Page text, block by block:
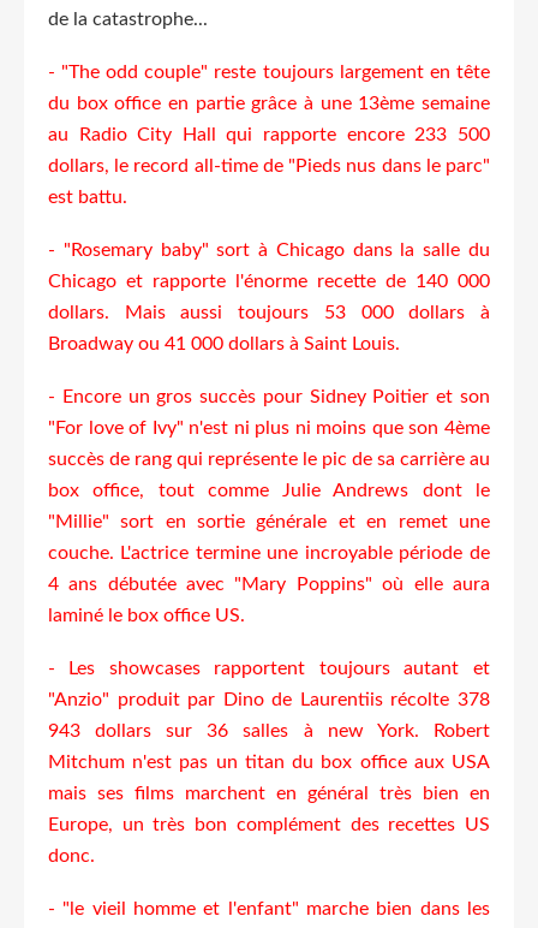
de la catastrophe...
- "The odd couple" reste toujours largement en tête
du box office en partie grâce à une 13ème semaine
au Radio City Hall qui rapporte encore 233 500
dollars, le record all-time de "Pieds nus dans le parc"
est battu.
- "Rosemary baby" sort à Chicago dans la salle du
Chicago et rapporte l'énorme recette de 140 000
dollars. Mais aussi toujours 53 000 dollars à
Broadway ou 41 000 dollars à Saint Louis.
- Encore un gros succès pour Sidney Poitier et son
"For love of Ivy" n'est ni plus ni moins que son 4ème
succès de rang qui représente le pic de sa carrière au
box office, tout comme Julie Andrews dont le
"Millie" sort en sortie générale et en remet une
couche. L'actrice termine une incroyable période de
4 ans débutée avec "Mary Poppins" où elle aura
laminé le box office US.
- Les showcases rapportent toujours autant et
"Anzio" produit par Dino de Laurentiis récolte 378
943 dollars sur 36 salles à new York. Robert
Mitchum n'est pas un titan du box office aux USA
mais ses films marchent en général très bien en
Europe, un très bon complément des recettes US
donc.
- "le vieil homme et l'enfant" marche bien dans les